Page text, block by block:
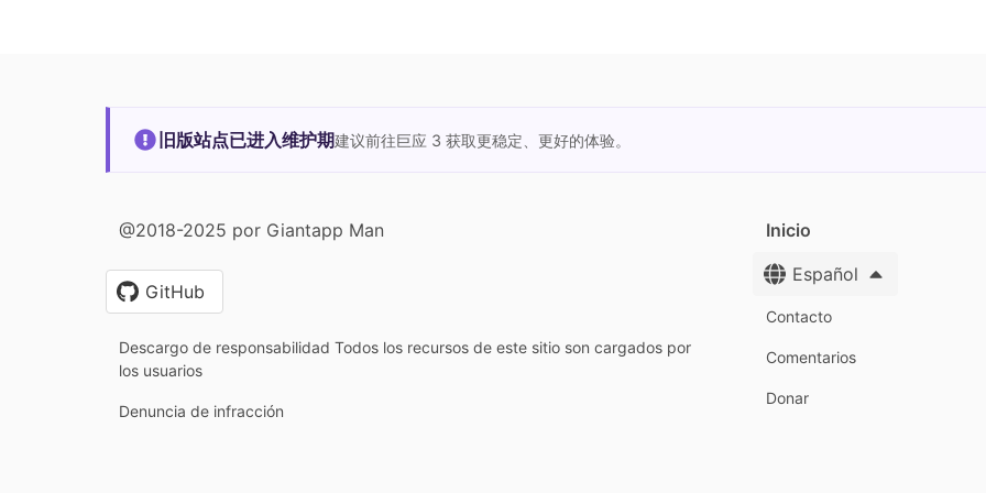
旧版站点已进入维护期建议前往巨应 3 获取更稳定、更好的体验。
@2018-2025 por Giantapp Man
GitHub
Descargo de responsabilidad Todos los recursos de este sitio son cargados por
los usuarios
Denuncia de infracción
Inicio
Español
Contacto
Comentarios
Donar